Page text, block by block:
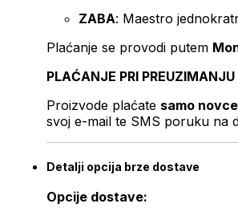
ZABA: Maestro
Plaćanje se provodi putem
PLAĆANJE PRI
Proizvode plaćate samo
svoj e-mail te SMS poruku na
Detalji opcija brze dostave
Opcije dostave: